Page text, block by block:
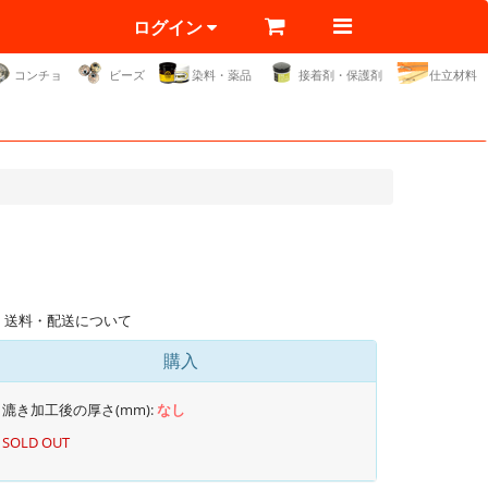
ログイン
コンチョ ビーズ 染料・薬品 接着剤・保護剤 仕立材料
送料・配送について
購入
漉き加工後の厚さ(mm):なし
SOLD OUT